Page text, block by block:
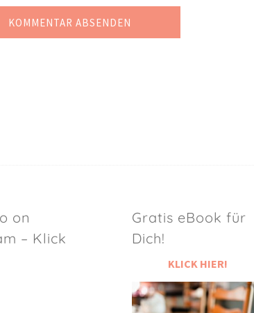
on
– Klick
Gratis eBook für
Dich!
KLICK HIER!